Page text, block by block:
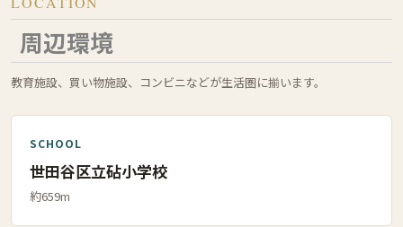
周辺環境
教育施設、買い物施設、コンビニなどが生活圏に揃います。
SCHOOL
世田谷区立砧小学校
約659m